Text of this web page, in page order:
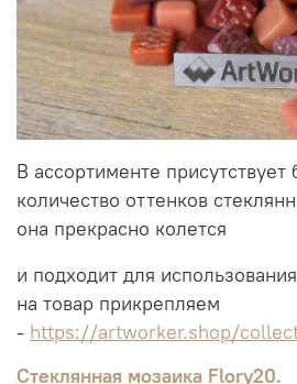
В ассортименте
количество оттенков
она прекрасно колется
и подходит для
на товар прикрепляем
- https://artworker.shop/
Стеклянная мозаика Flory20.